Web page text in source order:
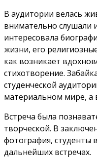
В аудитории велась
внимательно слушали
интересовала
жизни, его
как возникает
стихотворение.
студенческой
материальном мире, а
Встреча была
творческой. В
фотография, студенты
дальнейших встречах.